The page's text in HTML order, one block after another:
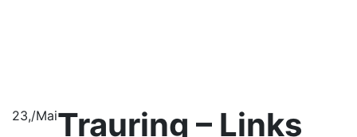
23,/MaiTrauring – Links